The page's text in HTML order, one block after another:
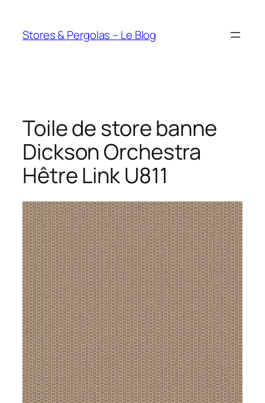
contenu
Stores & Pergolas – Le Blog
Toile de store banne
Dickson Orchestra
Hêtre Link U811